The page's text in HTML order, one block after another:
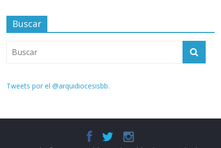
Buscar
Tweets por el @arquidiocesisbb.